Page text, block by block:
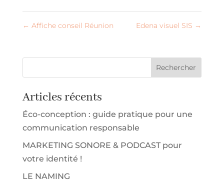
← Affiche conseil Réunion Edena visuel SIS →
Articles récents
Éco-conception : guide pratique pour une
communication responsable
MARKETING SONORE & PODCAST pour
votre identité !
LE NAMING